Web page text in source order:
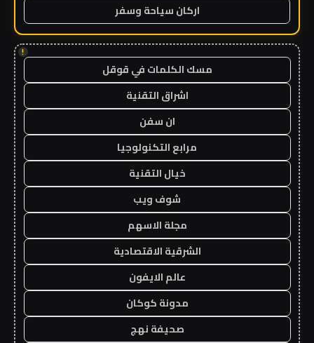
اركان سياحة وسفر
!
مسك الكلمات في قوقل
اشراق التقنية
ان سفن
مرابع التكنولوجيا
خيال التقنية
شوف ويب
مجلة الاسهم
الشرقية الاقتصادية
عالم الايفون
مدونة كوكان
صحيفة نهج